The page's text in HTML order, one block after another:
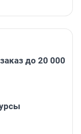
до 20 000